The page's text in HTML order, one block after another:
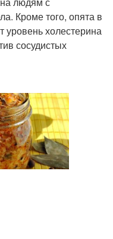
Кроме того, опята в
уровень холестерина
сосудистых